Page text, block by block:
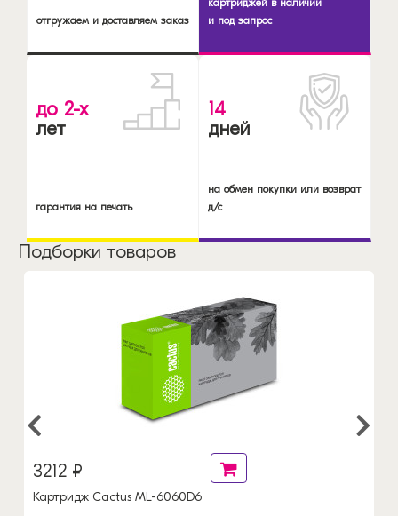
отгружаем и доставляем заказ
и под запрос
до 2-х
лет
гарантия на печать
14
дней
на обмен покупки или возврат
д/с
Подборки товаров
3212 ₽
Картридж Cactus ML-6060D6